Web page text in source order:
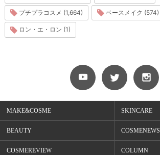
プチプラコスメ (1,664) ベースメイク (574)
ロン・エ・ロン (1)
MAKE&COSME SKINCARE
BEAUTY COSMENEWS
COSMEREVIEW COLUMN